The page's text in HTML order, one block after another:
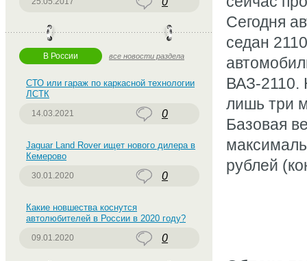
Сегодня
седан
ВАЗ-2110.
лишь три
Базовая
рублей
В России все новости раздела
СТО или гараж по каркасной технологии
ЛСТК
14.03.2021 0
Jaguar Land Rover ищет нового дилера в
Кемерово
30.01.2020 0
Какие новшества коснутся
автолюбителей в России в 2020 году?
09.01.2020 0